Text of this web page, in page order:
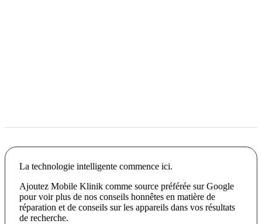
La technologie intelligente commence ici.
Ajoutez Mobile Klinik comme source préférée sur Google
pour voir plus de nos conseils honnêtes en matière de
réparation et de conseils sur les appareils dans vos résultats
de recherche.